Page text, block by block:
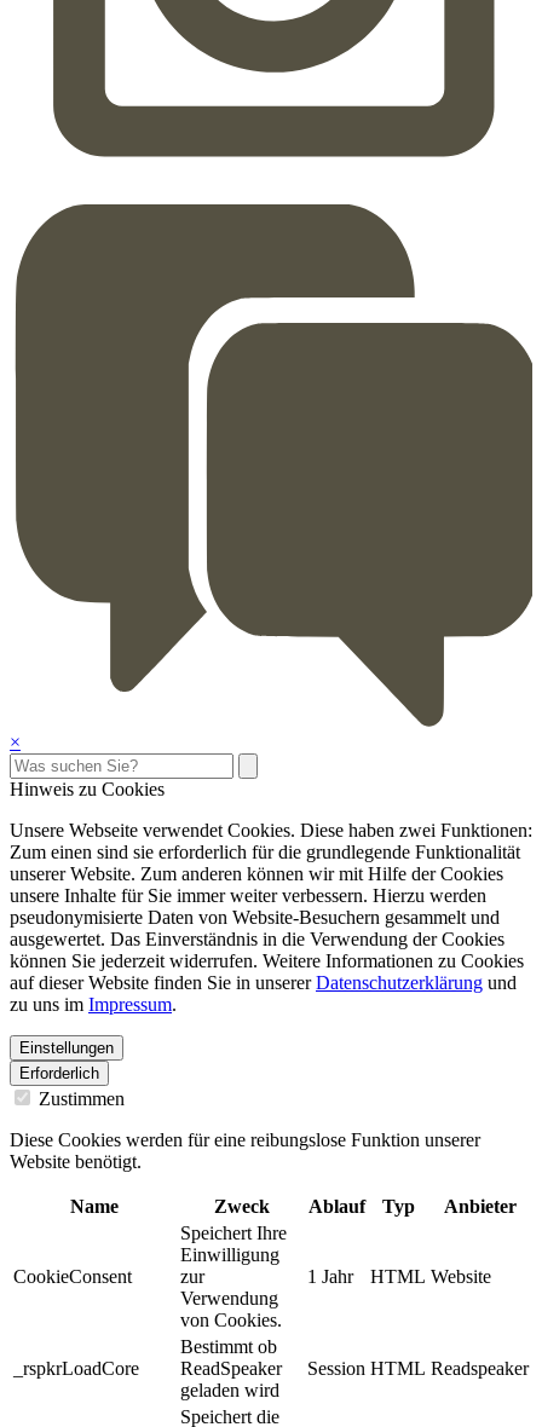
×
Hinweis zu Cookies
Unsere Webseite verwendet Cookies. Diese haben zwei Funktionen:
Zum einen sind sie erforderlich für die grundlegende Funktionalität
unserer Website. Zum anderen können wir mit Hilfe der Cookies
unsere Inhalte für Sie immer weiter verbessern. Hierzu werden
pseudonymisierte Daten von Website-Besuchern gesammelt und
ausgewertet. Das Einverständnis in die Verwendung der Cookies
können Sie jederzeit widerrufen. Weitere Informationen zu Cookies
auf dieser Website finden Sie in unsererDatenschutzerklärung und
zu uns im Impressum.
Einstellungen
Erforderlich
Zustimmen
Diese Cookies werden für eine reibungslose Funktion unserer
Website benötigt.
Name Zweck Ablauf Typ Anbieter
CookieConsent
Speichert Ihre
Einwilligung
zur
Verwendung
von Cookies.
1 Jahr HTML Website
_rspkrLoadCore
Bestimmt ob
ReadSpeaker
geladen wird
Session HTML Readspeaker
Speichert die